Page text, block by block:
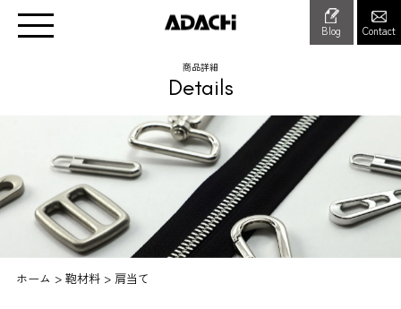
Blog Contact
商品詳細
Details
ホーム > 鞄材料> 肩当て